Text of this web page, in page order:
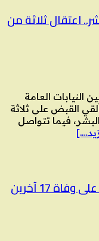
اعتقال ثلاثة من
النيابات العامة
القبض على ثلاثة
فيما تتواصل
جزر البليار: إنقاذ مهاجرَين اثنين شهدا على وفاة 17 آخرين